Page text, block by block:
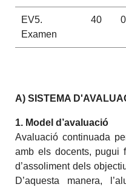
EV5.
Examen
40 0
A) SISTEMA
1. Model d’avaluació
Avaluació continuada
amb els docents, pugui
d’assoliment dels
D’aquesta manera,